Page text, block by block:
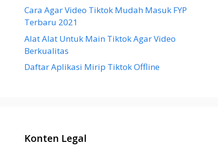
Cara Agar Video Tiktok Mudah Masuk FYP
Terbaru 2021
Alat Alat Untuk Main Tiktok Agar Video
Berkualitas
Daftar Aplikasi Mirip Tiktok Offline
Konten Legal